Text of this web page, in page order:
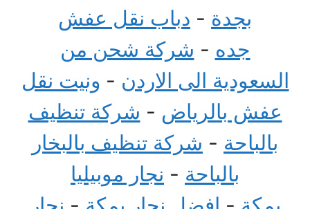
بجدة - دباب نقل عفش
جده - شركة شحن من
السعودية الى الاردن - ونيت نقل
عفش بالرياض - شركة تنظيف
بالباحة - شركة تنظيف بالبخار
بالباحة - نجار موبيليا